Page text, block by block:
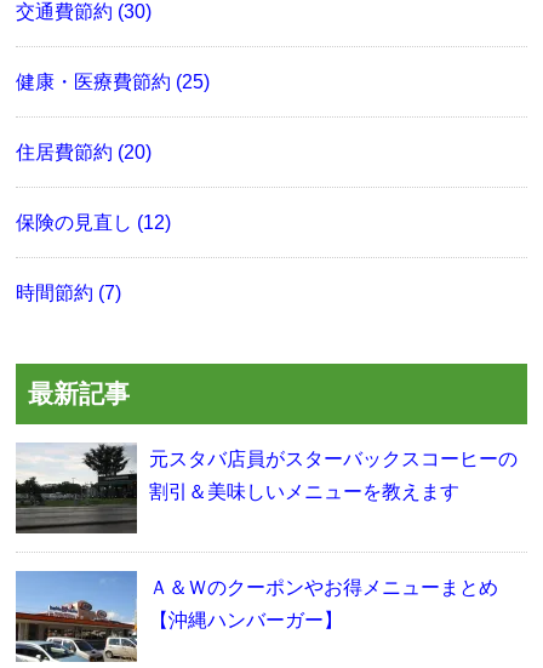
交通費節約 (30)
健康・医療費節約 (25)
住居費節約 (20)
保険の見直し (12)
時間節約 (7)
最新記事
元スタバ店員がスターバックスコーヒーの
割引＆美味しいメニューを教えます
Ａ＆Ｗのクーポンやお得メニューまとめ
【沖縄ハンバーガー】